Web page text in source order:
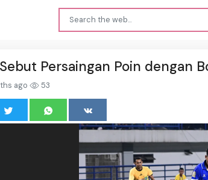
Persaingan Poin dengan
ago 53